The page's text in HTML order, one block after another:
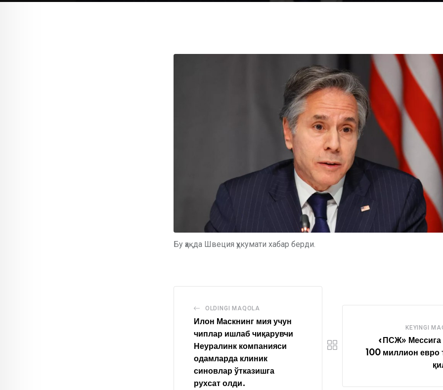
Бу ҳақда Швеция ҳукумати хабар берди.
OLDINGI MAQOLA
Илон Маскнинг мия учун
чиплар ишлаб чиқарувчи
Неуралинк компанияси
одамларда клиник
синовлар ўтказишга
рухсат олди.
KEYINGI
«ПСЖ» Мессига
100 миллион евро